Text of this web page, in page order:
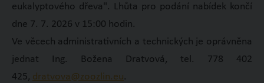
eukalyptového dřeva". Lhůta pro podání nabídek končí
dne 7. 7. 2026 v 15:00 hodin.
Ve věcech administrativních a technických je oprávněna
jednat Ing. Božena Dratvová, tel. 778 402
425, dratvova@zoozlin.eu.